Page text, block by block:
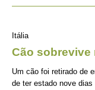
Itália
Cão sobrevive
Um cão foi retirado de
de ter estado nove